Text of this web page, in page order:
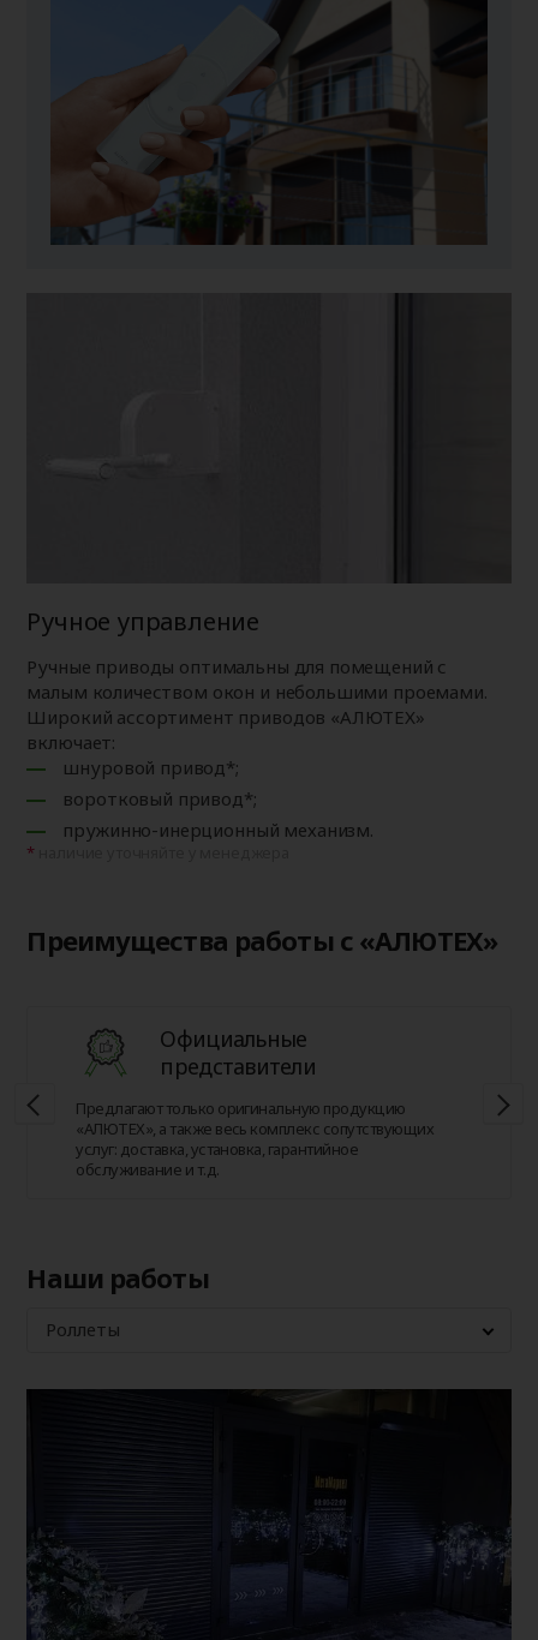
Ручное управление
Ручные приводы оптимальны для помещений с
малым количеством окон и небольшими проемами.
Широкий ассортимент приводов «АЛЮТЕХ»
включает:
шнуровой привод*;
воротковый привод*;
пружинно-инерционный механизм.
Преимущества работы с «АЛЮТЕХ»
Официальные
представители
Предлагают только оригинальную продукцию
«АЛЮТЕХ», а также весь комплекс сопутствующих
услуг: доставка, установка, гарантийное
обслуживание и т.д.
Наши работы
Роллеты